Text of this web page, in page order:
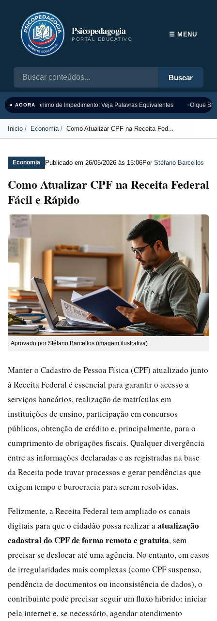
Psicopedagogia
PORTAL EDUCATIVO
Buscar
☰ MENU
● AGORASinônimo de Impedimento: Veja Palavras Equivalentes O que
Inicio Economia Como Atualizar CPF na Receita Fed...
Economia Publicado em 26/05/2026 às 15:06Por Stéfano Barcellos
Como Atualizar CPF na Receita Federal
Fácil e Rápido
Aprovado por Stéfano Barcellos (imagem ilustrativa)
Manter o Cadastro de Pessoa Física (CPF) atualizado junto
à Receita Federal é essencial para garantir o acesso a
serviços bancários, realização de matrículas em
instituições de ensino, participação em concursos
públicos, obtenção de crédito e, principalmente, para o
cumprimento de obrigações fiscais. Qualquer divergência
entre as informações declaradas e as registradas na base
da Receita pode travar processos e gerar pendências que
exigem tempo e burocracia para serem resolvidas.
Felizmente, a Receita Federal tem ampliado os canais
digitais para que o cidadão possa realizar a atualização
cadastral do CPF de forma remota e gratuita, sem
precisar se deslocar até uma agência. No entanto, em casos
de irregularidades mais complexas (como CPF suspenso,
pendência de documentos ou inconsistência de dados), o
contribuinte pode precisar seguir um fluxo híbrido: iniciar
pela internet e, se necessário, agendar atendimento